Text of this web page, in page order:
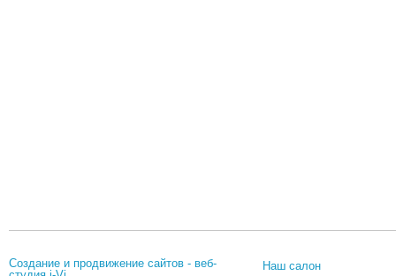
Создание и продвижение сайтов - веб-
Наш салон